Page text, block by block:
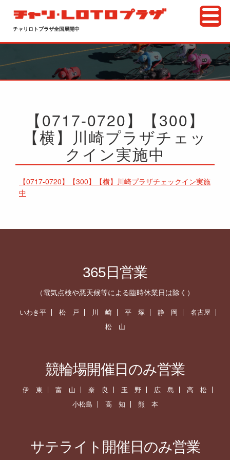
チャリロトプラザ全国展開中
【0717-0720】【300】
【横】川崎プラザチェッ
クイン実施中
【0717-0720】【300】【横】川崎プラザチェックイン実施
中
365日営業
（電気点検や悪天候等による臨時休業日は除く）
いわき平 松 戸 川 崎 平 塚 静 岡
名古屋
松 山
競輪場開催日のみ営業
伊 東 富 山 奈 良 玉 野 広 島
高 松
小松島
高 知 熊 本
サテライト開催日のみ営業